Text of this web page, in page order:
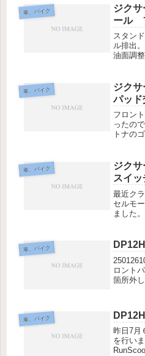
と思い
部分な
車、バイク
ジク
ール
スタン
ル排出
油面調
チュー
静置中
度...
車、バイク
ジク
パッド
フロン
ったの
トナの
度か
慣れが
車、バイク
ジクサ
スイ
最近ク
セルモ
ました
という
結ケー
両...
車、バイク
ロント
箇所外し
箇所外
車、バイク
昨日7月
を行い